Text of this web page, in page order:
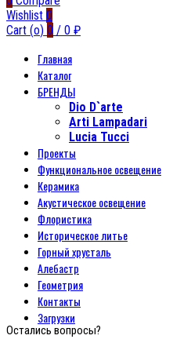
Wishlist 0
Cart (o) 0 / 0 ₽
Главная
Каталог
БРЕНДЫ
Dio D`arte
Arti Lampadari
Lucia Tucci
Проекты
Функциональное освещение
Керамика
Акустическое освещение
Флористика
Историческое литье
Горный хрусталь
Алебастр
Геометрия
Контакты
Загрузки
Остались вопросы?